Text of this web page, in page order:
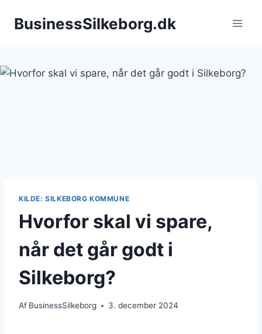
BusinessSilkeborg.dk
KILDE: SILKEBORG KOMMUNE
Hvorfor skal vi spare,
når det går godt i
Silkeborg?
Af BusinessSilkeborg 3. december 2024